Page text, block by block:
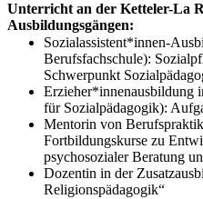
Unterricht an der Ketteler-La
Ausbildungsgängen:
Sozialassistent*innen-
Berufsfachschule):
Schwerpunkt
Erzieher*innenausbildung
für Sozialpädagogik):
Mentorin von
Fortbildungskurse zu
psychosozialer Beratung
Dozentin in der
Religionspädagogik“